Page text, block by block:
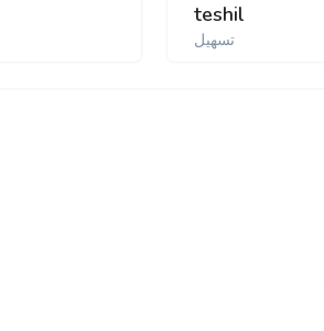
teshil
تسهیل